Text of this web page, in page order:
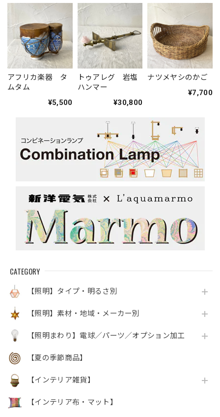
CATEGORY
【照明】タイプ・明るさ別
【照明】素材・地域・メーカー別
【照明まわり】電球／パーツ／オプション加工
【夏の季節商品】
【インテリア雑貨】
【インテリア布・マット】
アフリカ楽器 タ
ムタム
¥5,500
トゥアレグ 岩塩
ハンマー
¥30,800
ナツメヤシのかご
¥7,700